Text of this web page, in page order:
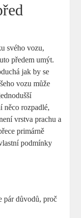
svého vozu,
předem umýt.
jak by se
vozu může
něco rozpadlé,
vrstva prachu a
primárně
podmínky
pár důvodů, proč